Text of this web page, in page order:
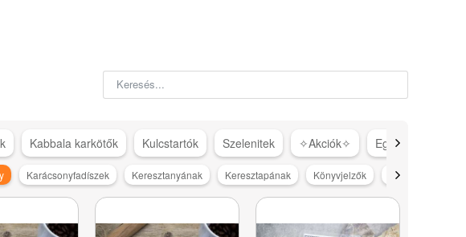
Kabbala karkötők Kulcstartók Szelenitek ✧Akciók✧ Egyéb
Karácsonyfadíszek Keresztanyának Keresztapának Könyvjelzők Köszönöm